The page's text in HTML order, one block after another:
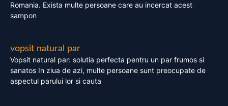
Romania. Exista multe persoane care au incercat acest
sampon
vopsit natural par
Vopsit natural par: solutia perfecta pentru un par frumos si
sanatos In ziua de azi, multe persoane sunt preocupate de
aspectul parului lor si cauta